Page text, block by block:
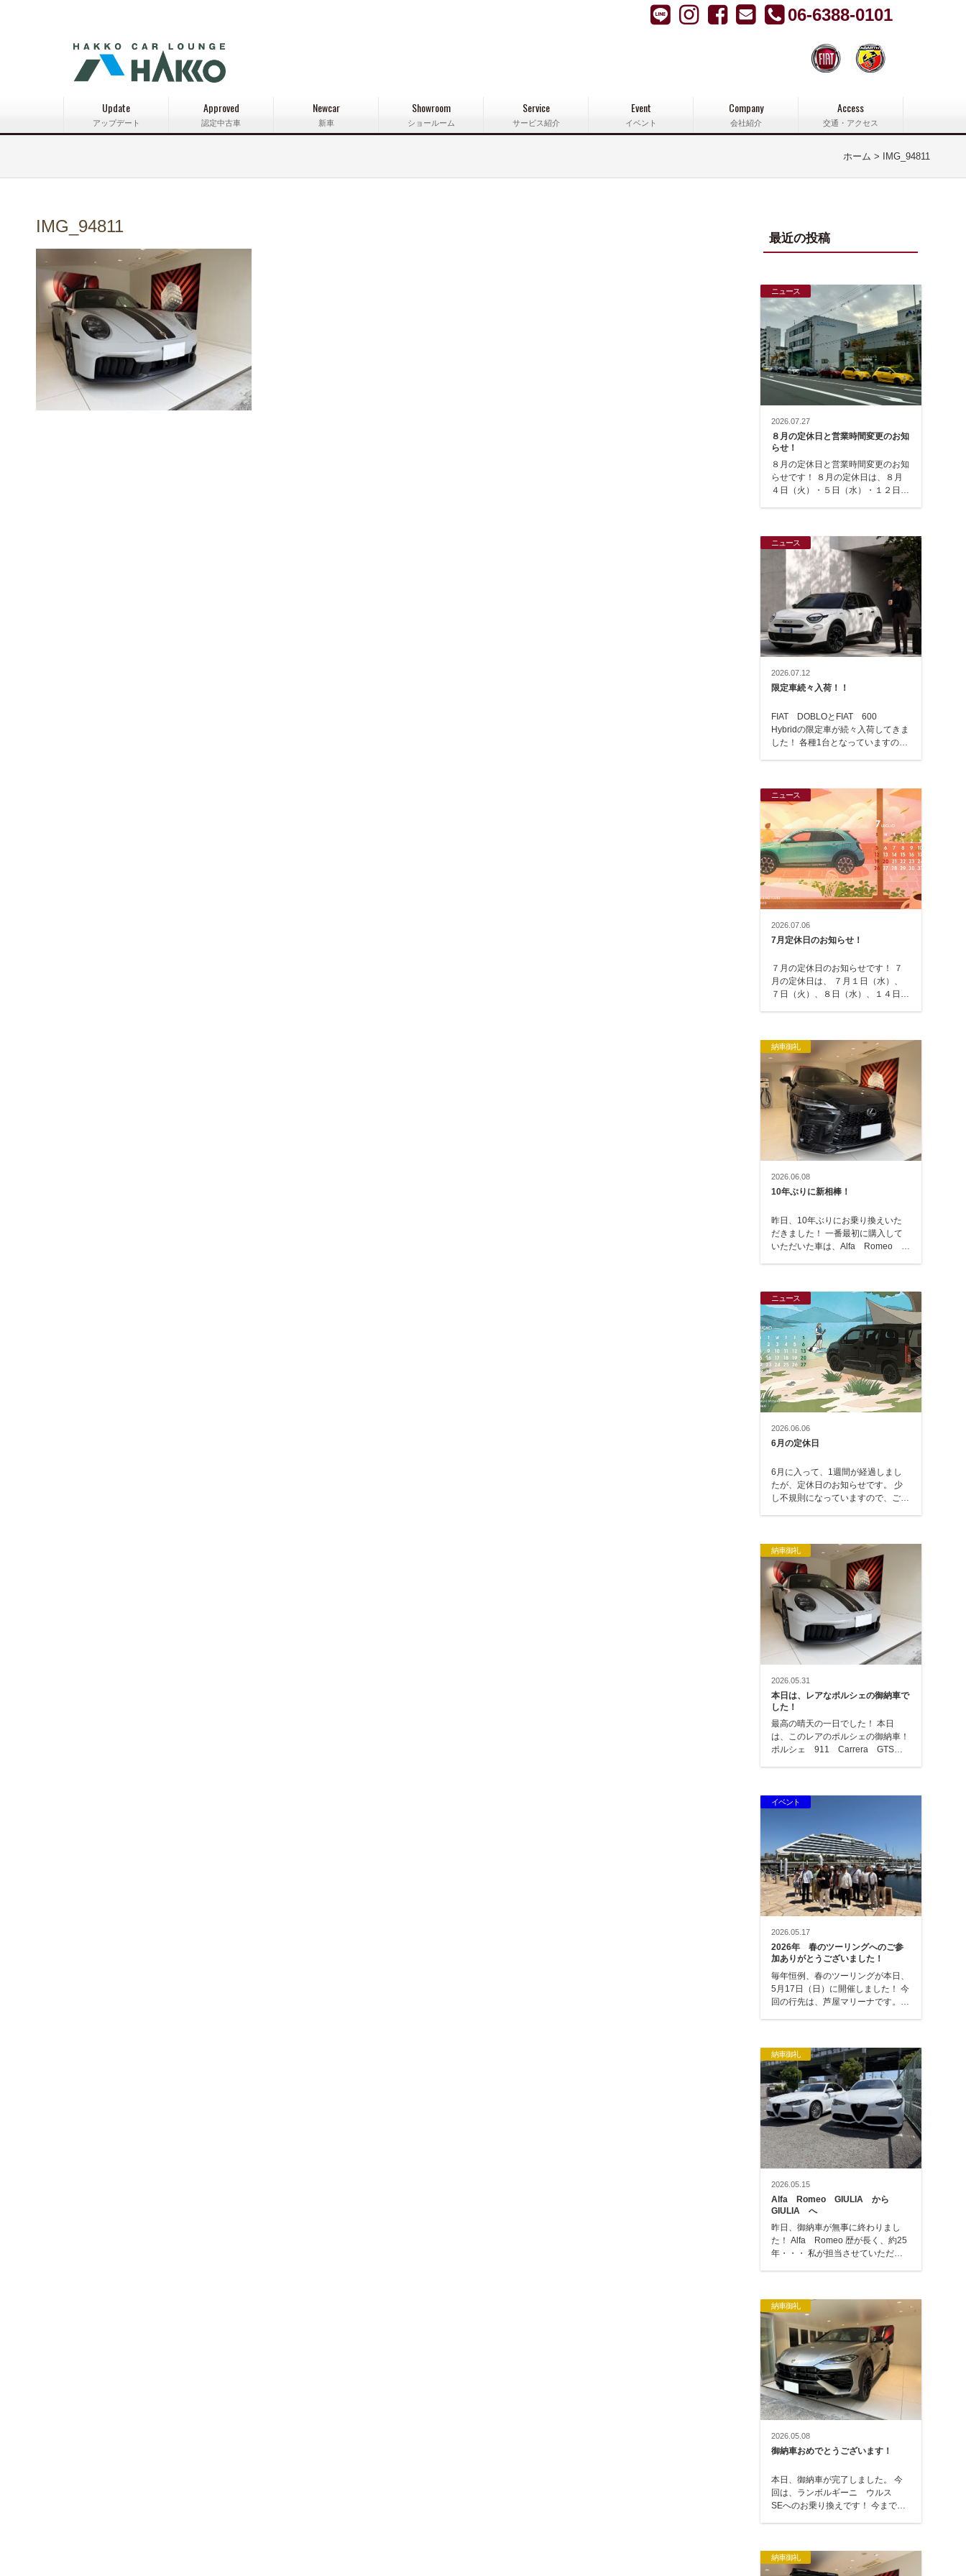
06-6388-0101
Update
アップデート
Approved
認定中古車
Newcar
新車
Showroom
ショールーム
Service
サービス紹介
Event
イベント
Company
会社紹介
Access
交通・アクセス
ホーム IMG_94811
IMG_94811
最近の投稿
ニュース
2026.07.27
８月の定休日と営業時間変更のお知
らせ！
８月の定休日と営業時間変更のお知
らせです！ ８月の定休日は、８月
４日（火）・５日（水）・１２日
ニュース
2026.07.12
限定車続々入荷！！
FIAT DOBLOとFIAT 600
Hybridの限定車が続々入荷してきま
した！ 各種1台となっていますの
ニュース
2026.07.06
7月定休日のお知らせ！
７月の定休日のお知らせです！ ７
月の定休日は、 ７月１日（水）、
７日（火）、８日（水）、１４日
納車御礼
2026.06.08
10年ぶりに新相棒！
昨日、10年ぶりにお乗り換えいた
だきました！ 一番最初に購入して
いただいた車は、Alfa Romeo
ニュース
2026.06.06
6月の定休日
6月に入って、1週間が経過しまし
たが、定休日のお知らせです。 少
し不規則になっていますので、ご注
納車御礼
2026.05.31
本日は、レアなポルシェの御納車で
した！
最高の晴天の一日でした！ 本日
は、このレアのポルシェの御納車！
ポルシェ 911 Carrera GTSで
イベント
2026.05.17
2026年 春のツーリングへのご参
加ありがとうございました！
毎年恒例、春のツーリングが本日、
5月17日（日）に開催しました！ 今
回の行先は、芦屋マリーナです。
納車御礼
2026.05.15
Alfa Romeo GIULIA から
GIULIA へ
昨日、御納車が無事に終わりまし
た！ Alfa Romeo 歴が長く、約25
年・・・ 私が担当させていただい
納車御礼
2026.05.08
御納車おめでとうございます！
本日、御納車が完了しました。 今
回は、ランボルギーニ ウルス
SEへのお乗り換えです！ 今まで
納車御礼